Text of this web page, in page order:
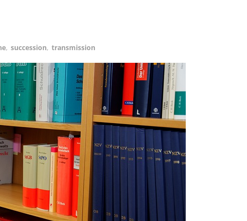
, succession, transmission